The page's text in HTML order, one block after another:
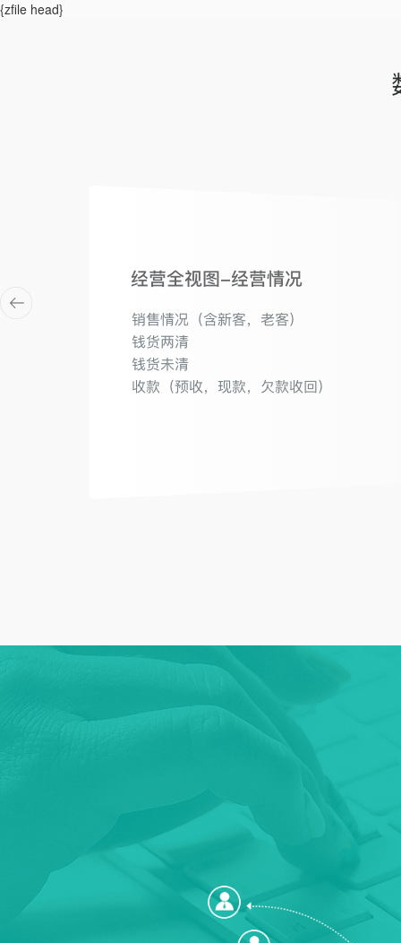
{zfile head}